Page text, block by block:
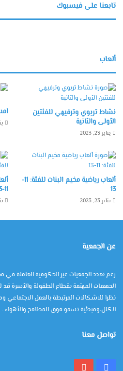
تابعنا على فيسبوك
ألعاب
نشاط تربوي وترفيهي للفئتين
الأولى والثانية
يناير 23, 2023
ألعاب رياضية مخيم البنات للفئة: 11-
13
يناير 23, 2023
11-13
عن الجمعية
رغم تعدد الجمعيات غير الحكومية العاملة في
الجمعيات المهتمة بقطاع الطفولة والأسرة قد
نظرا للاشكالات المرتبطة بالعمل الاجتماعي
الكلل،ومبدئية تسمو فوق المطامح والأهواء..
تواصل معنا
فيسبوك